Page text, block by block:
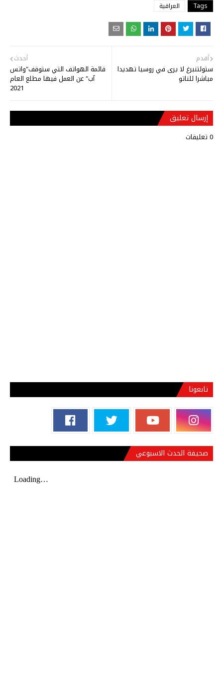
Tags العراقية
أحدث
قائمة الهواتف التي ستوقف"واتس
آب" عن العمل فيها مطلع العام
2021
أقدم
ستولتنبرغ لا يرى في روسيا تهديدا
مباشرا للناتو
إرسال تعليق
0 تعليقات
تابعونا
صحيفة الحدث الاسبوعي